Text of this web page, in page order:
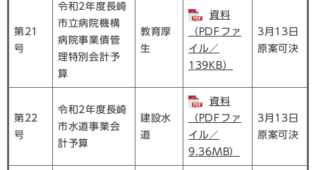
第21
号
令和2年度長崎
市立病院機構
病院事業債管
理特別会計予
算
教育厚
生
資料
（PDFファ
イル／
139KB）
3月13日
原案可決
第22
号
令和2年度長崎
市水道事業会
計予算
建設水
道
資料
（PDFファ
イル／
9.36MB）
3月13日
原案可決